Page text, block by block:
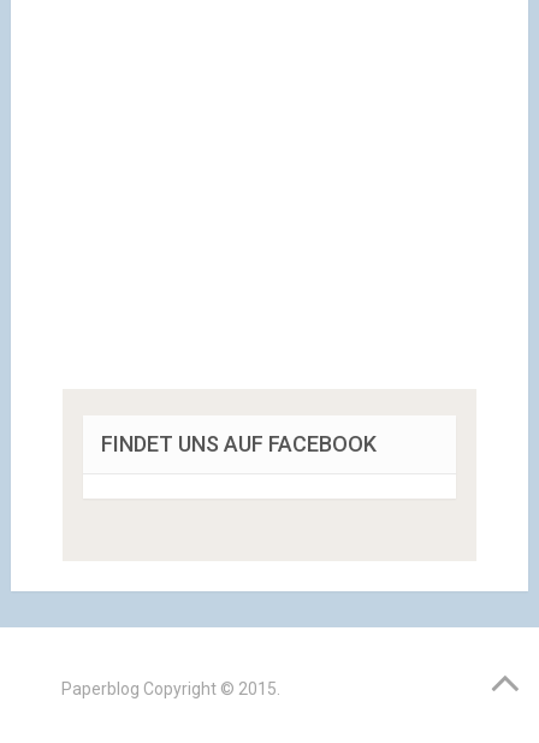
FINDET UNS AUF FACEBOOK
Paperblog Copyright © 2015.